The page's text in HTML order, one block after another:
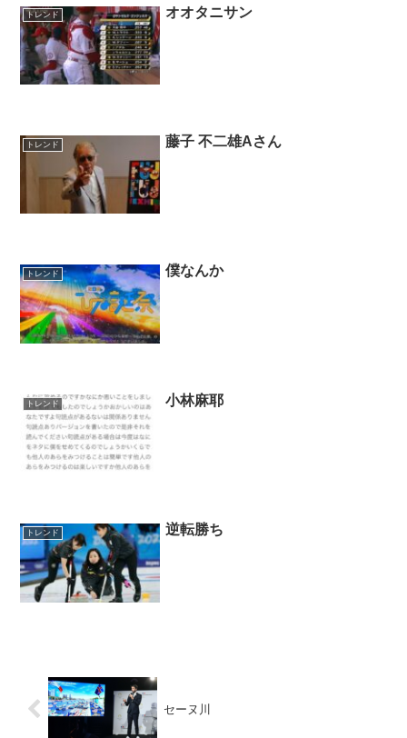
トレンド オオタニサン
トレンド 藤子 不二雄Aさん
トレンド 僕なんか
トレンド 小林麻耶
トレンド 逆転勝ち
セーヌ川